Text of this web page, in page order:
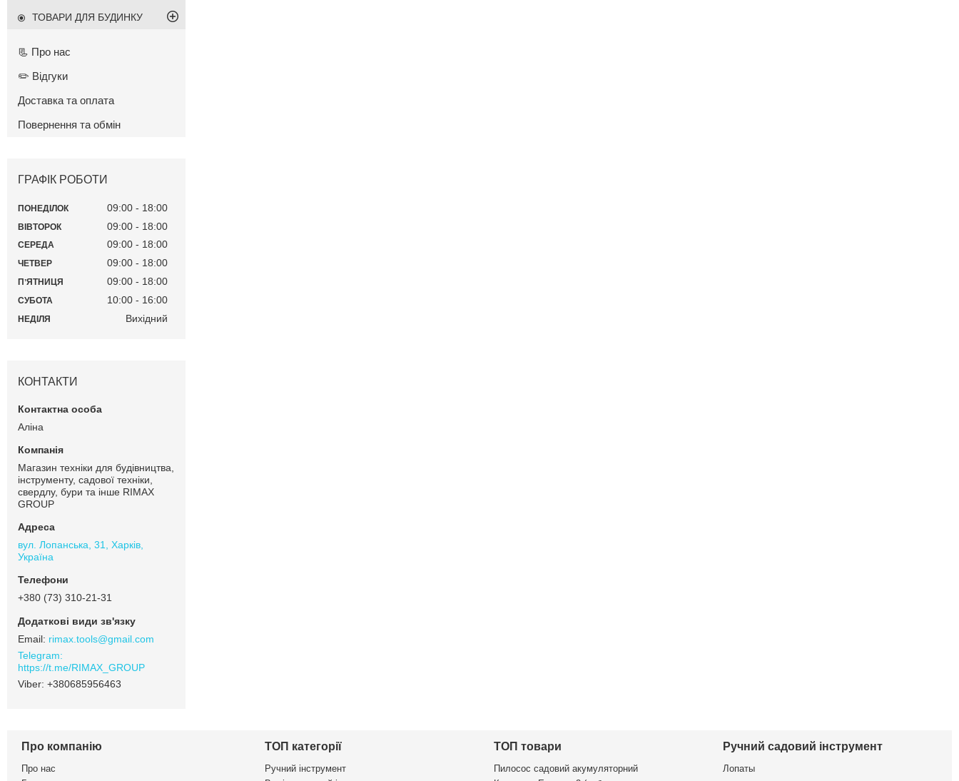
ТОВАРИ ДЛЯ БУДИНКУ
📃 Про нас
✏️ Відгуки
Доставка та оплата
Повернення та обмін
ГРАФІК РОБОТИ
ПОНЕДІЛОК 09:00 18:00
ВІВТОРОК 09:00 18:00
СЕРЕДА 09:00 18:00
ЧЕТВЕР 09:00 18:00
ПʼЯТНИЦЯ 09:00 18:00
СУБОТА 10:00 16:00
НЕДІЛЯ Вихідний
КОНТАКТИ
Аліна
Магазин техніки для будівництва,
інструменту, садової техніки,
свердлу, бури та інше RIMAX
GROUP
вул. Лопанська, 31, Харків,
Україна
+380 (73) 310-21-31
rimax.tools@gmail.com
https://t.me/RIMAX_GROUP
+380685956463
Про компанію
Про нас
ТОП категорії
Ручний інструмент
ТОП товари
Пилосос садовий акумуляторний
Ручний садовий інструмент
Лопаты